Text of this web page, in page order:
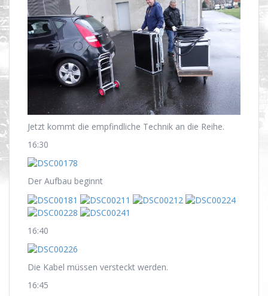
Jetzt kommt die empfindliche Technik an die Reihe.
16:30
Der Aufbau beginnt
16:40
Die Kabel müssen versteckt werden.
16:45